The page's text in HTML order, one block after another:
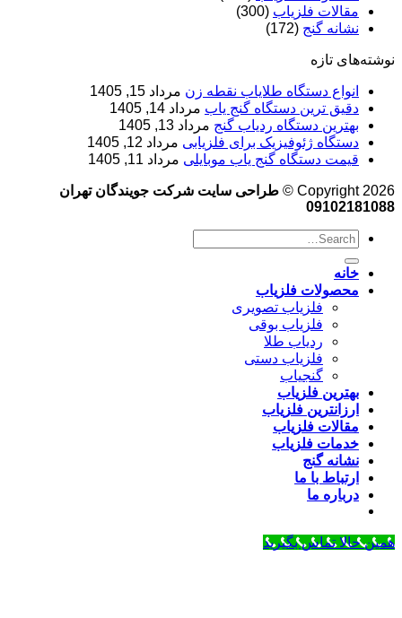
مقالات فلزیاب (300)
نشانه گنج (172)
نوشته‌های تازه
انواع دستگاه طلایاب نقطه زن مرداد 15, 1405
دقیق ترین دستگاه گنج یاب مرداد 14, 1405
بهترین دستگاه ردیاب گنج مرداد 13, 1405
دستگاه ژئوفیزیک برای فلزیابی مرداد 12, 1405
قیمت دستگاه گنج یاب موبایلی مرداد 11, 1405
Copyright 2026 ©
طراحی سایت شرکت جویندگان تهران
09102181088
خانه
محصولات فلزیاب
فلزیاب تصویری
فلزیاب بوقی
ردیاب طلا
فلزیاب دستی
گنجیاب
بهترین فلزیاب
ارزانترین فلزیاب
مقالات فلزیاب
خدمات فلزیاب
نشانه گنج
ارتباط با ما
درباره ما
همین حالا تماس بگیرید